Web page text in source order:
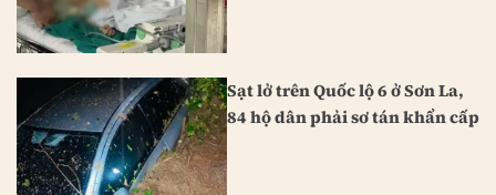
Sạt lở trên Quốc lộ 6 ở Sơn La,
84 hộ dân phải sơ tán khẩn cấp